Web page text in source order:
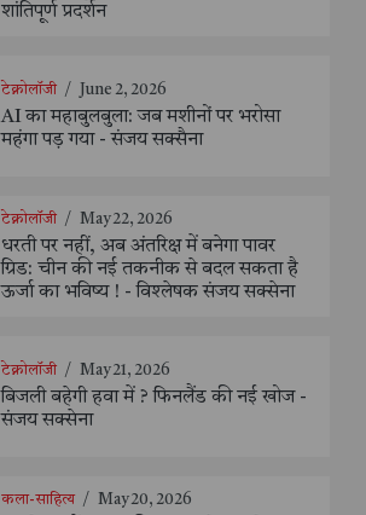
शांतिपूर्ण प्रदर्शन
टेक्नोलॉजी / June 2, 2026
AI का महाबुलबुला: जब मशीनों पर भरोसा
महंगा पड़ गया - संजय सक्सैना
टेक्नोलॉजी / May 22, 2026
धरती पर नहीं, अब अंतरिक्ष में बनेगा पावर
ग्रिड: चीन की नई तकनीक से बदल सकता है
ऊर्जा का भविष्य ! - विश्लेषक संजय सक्सेना
टेक्नोलॉजी / May 21, 2026
बिजली बहेगी हवा में ? फिनलैंड की नई खोज -
संजय सक्सेना
कला-साहित्य / May 20, 2026